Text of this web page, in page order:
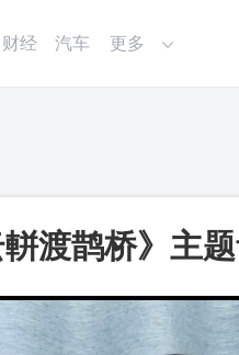
财经 汽车 更多
渡鹊桥》主